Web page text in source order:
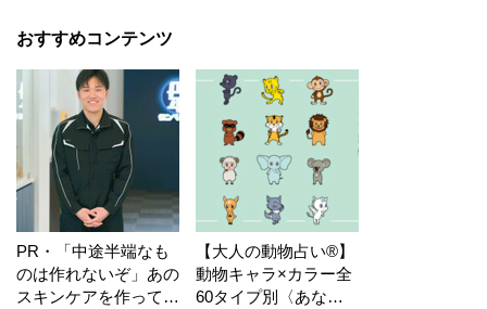
おすすめコンテンツ
PR・「中途半端なも
のは作れないぞ」あの
スキンケアを作ってい
【大人の動物占い®】
動物キャラ×カラー全
60タイプ別〈あなた